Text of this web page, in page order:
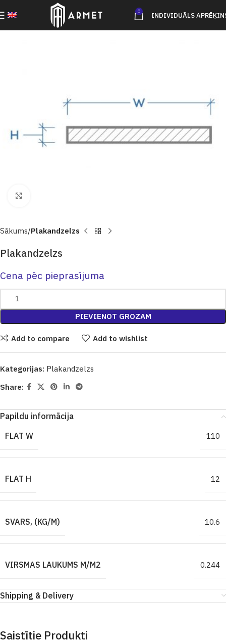
0 INDIVIDUĀLS
Sākums Plakandzelzs
Plakandzelzs
Cena pēc pieprasījuma
PIEVIENOT GROZAM
Add to compare Add to wishlist
Kategorijas: Plakandzelzs
Share:
Papildu informācija
FLAT W
110
FLAT H 12
SVARS, (KG/M) 10.6
VIRSMAS LAUKUMS M/M2 0.244
Shipping & Delivery
Saistītie Produkti